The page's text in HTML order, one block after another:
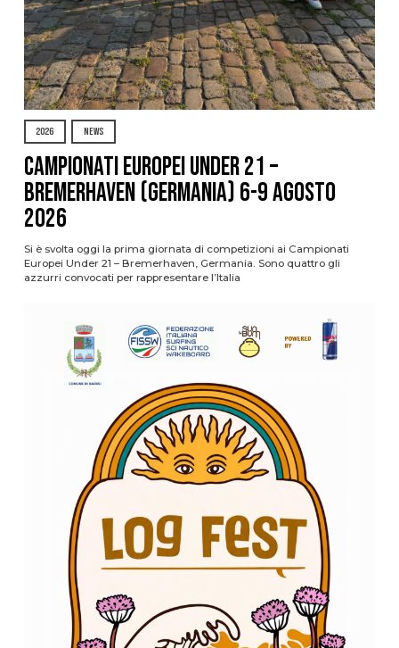
2026 NEWS
Campionati Europei Under 21 –
Bremerhaven (Germania) 6-9 agosto
2026
Si è svolta oggi la prima giornata di competizioni ai Campionati
Europei Under 21 – Bremerhaven, Germania. Sono quattro gli
azzurri convocati per rappresentare l’Italia